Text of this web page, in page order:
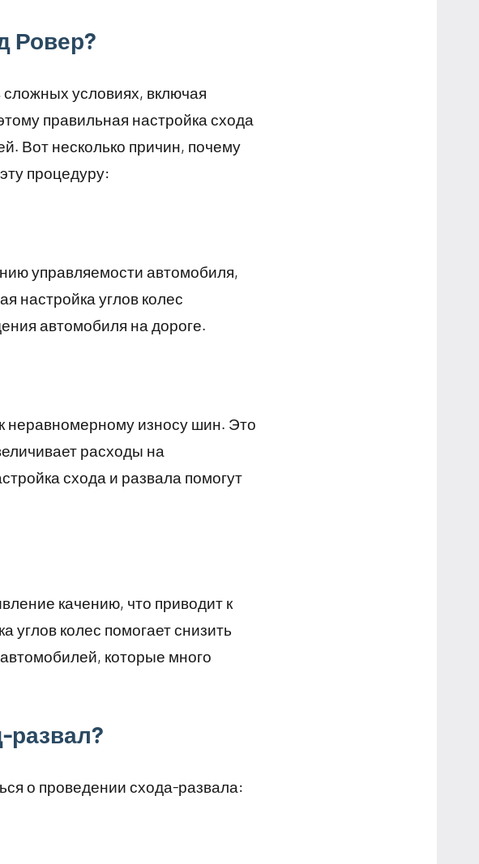
Ровер?
условиях, включая
правильная настройка схода
Вот несколько причин, почему
процедуру:
управляемости автомобиля,
настройка углов колес
автомобиля на дороге.
неравномерному износу шин. Это
расходы на
схода и развала помогут
качению, что приводит к
колес помогает снизить
которые много
развал?
о проведении схода-развала: